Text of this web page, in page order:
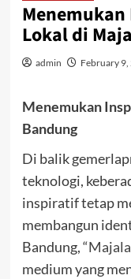
Lokal di
admin February 9,
Menemukan
Bandung
Di balik
teknologi,
inspiratif tetap
membangun
Bandung, “
medium yang